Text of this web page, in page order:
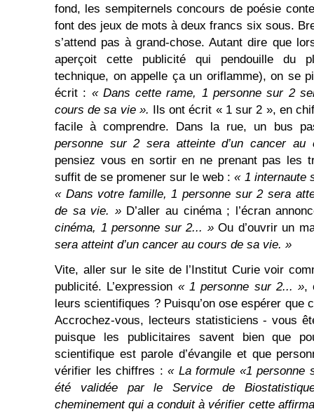
fond, les sempiternels concours de poésie
font des jeux de mots à deux francs six sous.
s’attend pas à grand-chose. Autant dire que
aperçoit cette publicité qui pendouille du
technique, on appelle ça un oriflamme), on se
écrit : « Dans cette rame, 1 personne sur 2
cours de sa vie ».
Ils ont écrit « 1 sur 2 », en
facile à comprendre. Dans la rue, un bus
personne sur 2 sera atteinte d’un cancer
pensiez vous en sortir en ne prenant pas les
suffit de se promener sur le web : « 1 internaute
« Dans votre famille, 1 personne sur 2 sera
de sa vie. » D’aller au cinéma ; l’écran
cinéma, 1 personne sur 2... »Ou d’ouvrir un
sera atteint d’un cancer au cours de sa vie. »
Vite, aller sur le site de l’Institut Curie voir
publicité. L’expression « 1 personne sur 2... »,
leurs scientifiques ? Puisqu’on ose espérer que
Accrochez-vous, lecteurs statisticiens - vous
puisque les publicitaires savent bien que
scientifique est parole d’évangile et que
vérifier les chiffres : « La formule «1 personne
été validée par le Service de
cheminement qui a conduit à vérifier cette